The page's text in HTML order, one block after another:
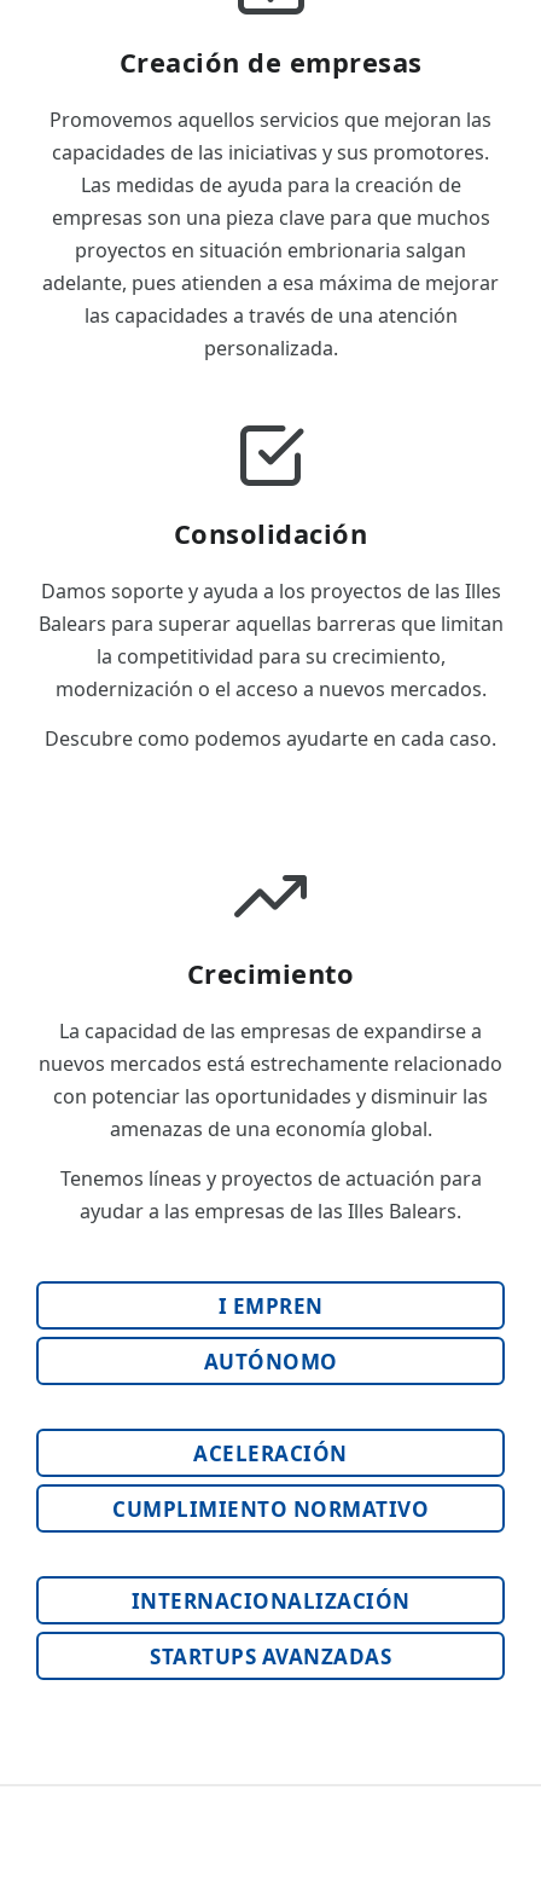
Creación de empresas
Promovemos aquellos servicios que mejoran las
capacidades de las iniciativas y sus promotores.
Las medidas de ayuda para la creación de
empresas son una pieza clave para que muchos
proyectos en situación embrionaria salgan
adelante, pues atienden a esa máxima de mejorar
las capacidades a través de una atención
personalizada.
Consolidación
Damos soporte y ayuda a los proyectos de las Illes
Balears para superar aquellas barreras que limitan
la competitividad para su crecimiento,
modernización o el acceso a nuevos mercados.
Descubre como podemos ayudarte en cada caso.
Crecimiento
La capacidad de las empresas de expandirse a
nuevos mercados está estrechamente relacionado
con potenciar las oportunidades y disminuir las
amenazas de una economía global.
Tenemos líneas y proyectos de actuación para
ayudar a las empresas de las Illes Balears.
I EMPREN
AUTÓNOMO
ACELERACIÓN
CUMPLIMIENTO NORMATIVO
INTERNACIONALIZACIÓN
STARTUPS AVANZADAS